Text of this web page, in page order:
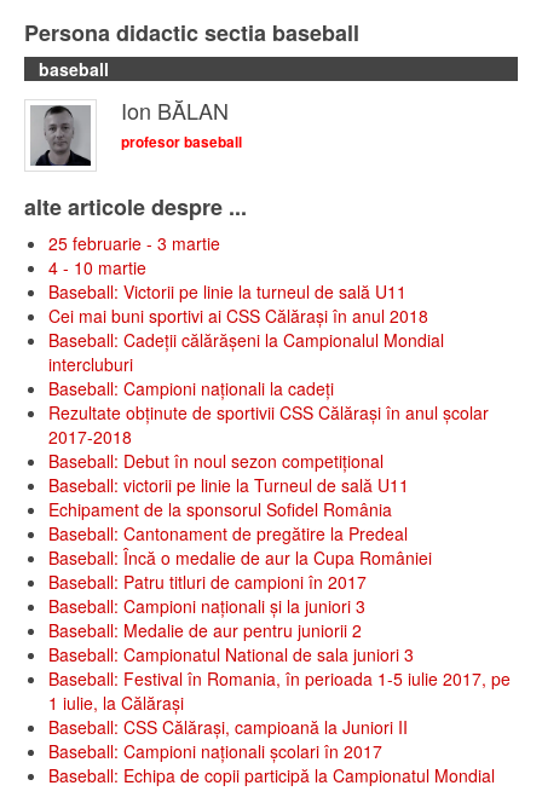
Persona didactic sectia baseball
baseball
Ion BĂLAN
profesor baseball
alte articole despre ...
25 februarie - 3 martie
4 - 10 martie
Baseball: Victorii pe linie la turneul de sală U11
Cei mai buni sportivi ai CSS Călărași în anul 2018
Baseball: Cadeții călărășeni la Campionalul Mondial
intercluburi
Baseball: Campioni naționali la cadeți
Rezultate obținute de sportivii CSS Călărași în anul școlar
2017-2018
Baseball: Debut în noul sezon competițional
Baseball: victorii pe linie la Turneul de sală U11
Echipament de la sponsorul Sofidel România
Baseball: Cantonament de pregătire la Predeal
Baseball: Încă o medalie de aur la Cupa României
Baseball: Patru titluri de campioni în 2017
Baseball: Campioni naționali și la juniori 3
Baseball: Medalie de aur pentru juniorii 2
Baseball: Campionatul National de sala juniori 3
Baseball: Festival în Romania, în perioada 1-5 iulie 2017, pe
1 iulie, la Călăraşi
Baseball: CSS Călăraşi, campioană la Juniori II
Baseball: Campioni naționali școlari în 2017
Baseball: Echipa de copii participă la Campionatul Mondial